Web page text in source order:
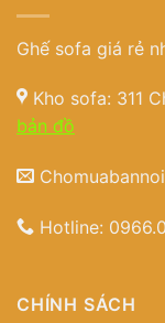
Ghế sofa giá rẻ
Kho sofa: 311
bản đồ
Hotline:
CHÍNH SÁCH